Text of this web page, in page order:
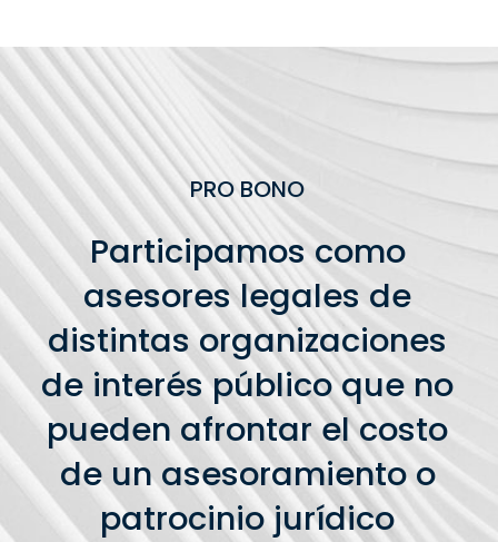
PRO BONO
Participamos como
asesores legales de
distintas organizaciones
de interés público que no
pueden afrontar el costo
de un asesoramiento o
patrocinio jurídico